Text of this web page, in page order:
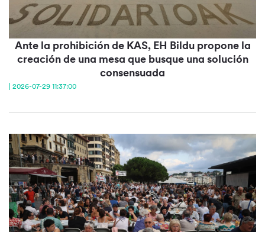
Ante la prohibición de KAS, EH Bildu propone la
creación de una mesa que busque una solución
consensuada
| 2026-07-29 11:37:00